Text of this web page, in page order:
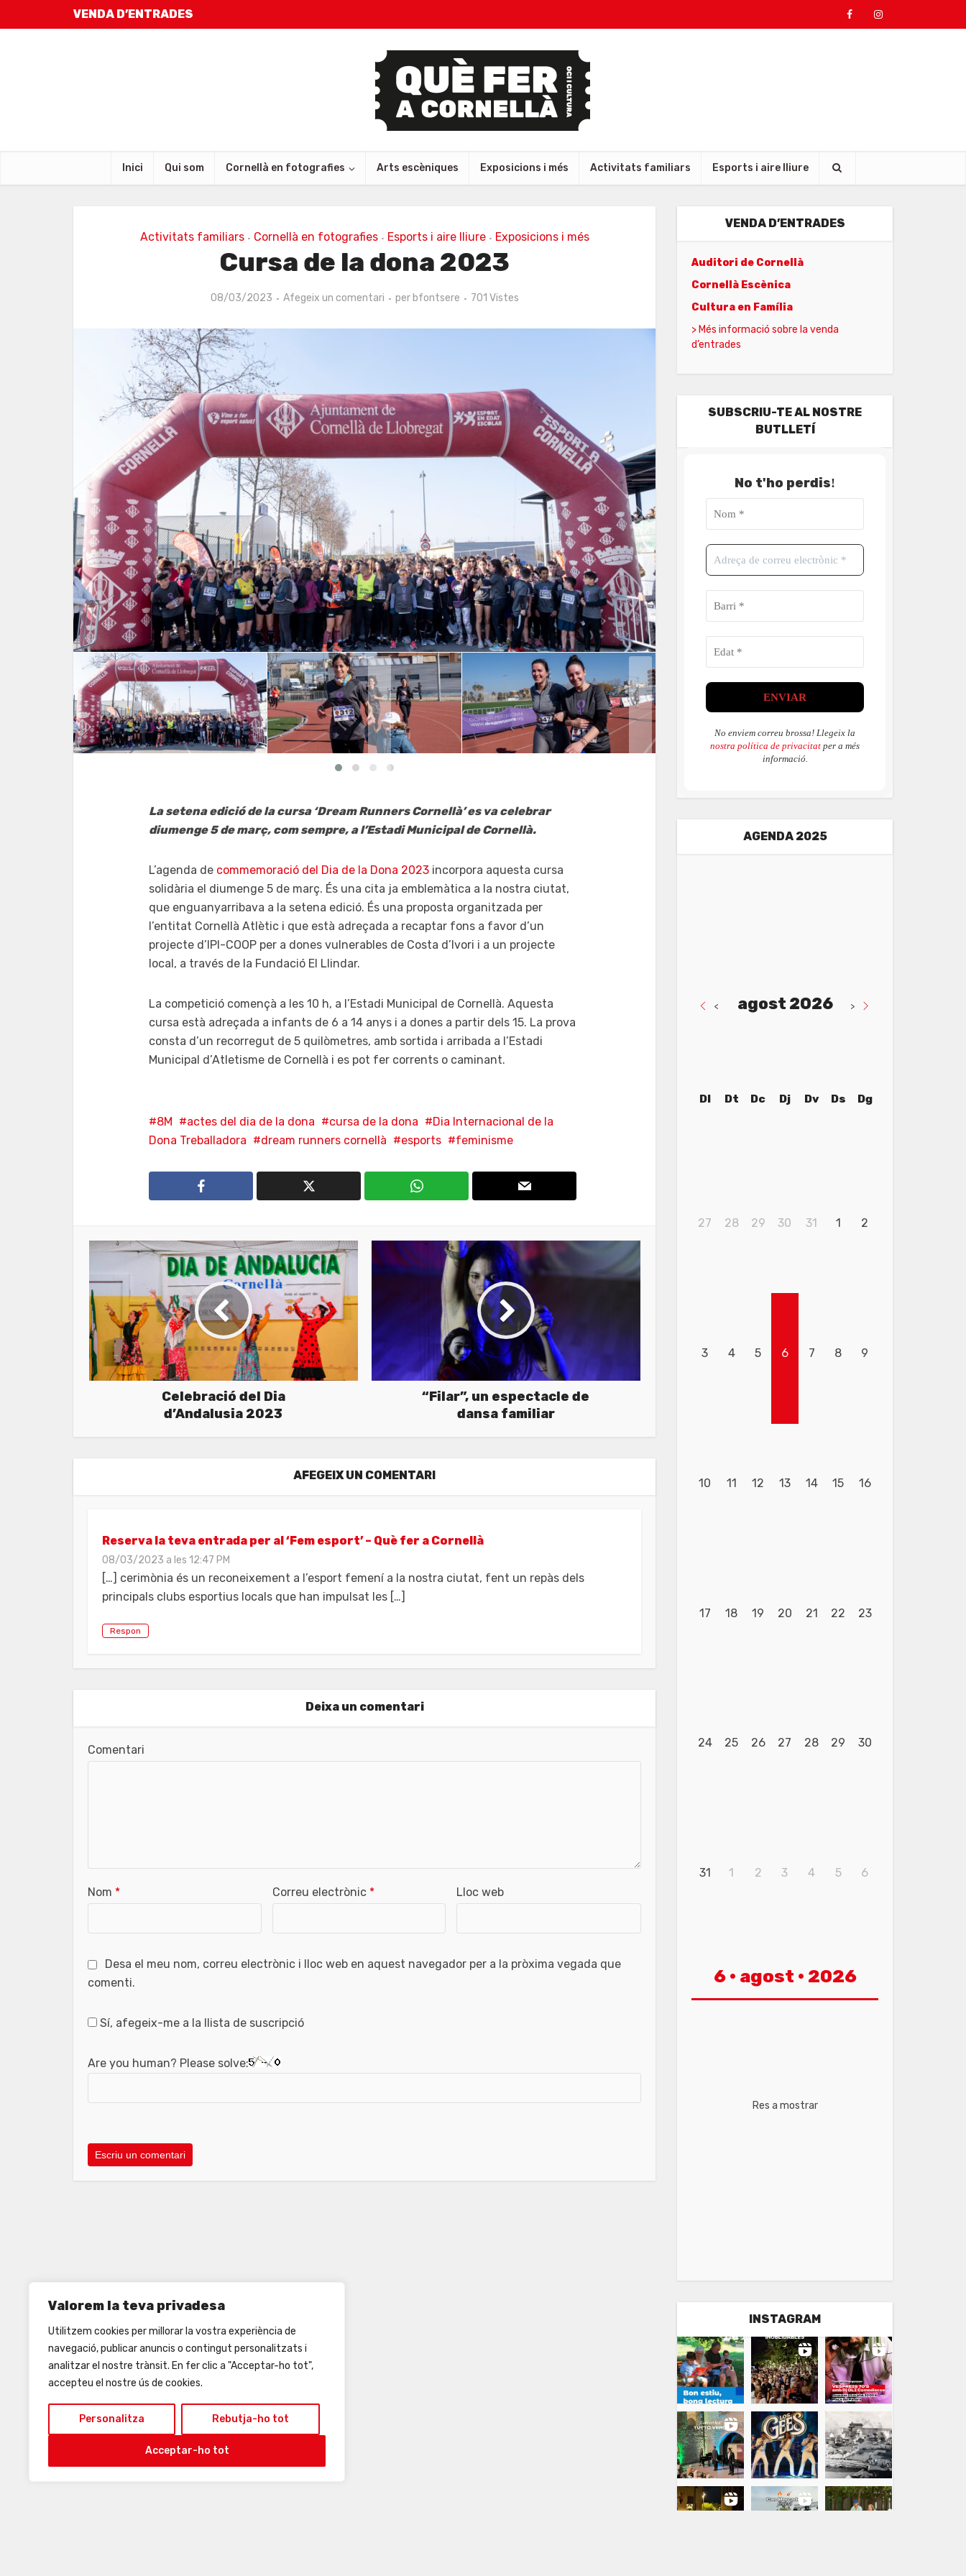
Valorem la teva privadesa
Utilitzem cookies per millorar la vostra experiència de
navegació, publicar anuncis o contingut personalitzats i
analitzar el nostre trànsit. En fer clic a "Acceptar-ho tot",
accepteu el nostre ús de cookies.
Personalitza Rebutja-ho tot
Acceptar-ho tot
VENDA D’ENTRADES
Inici Qui som Cornellà en fotografies Arts escèniques Exposicions i més Activitats familiars Esports i aire lliure
Activitats familiars • Cornellà en fotografies • Esports i aire lliure • Exposicions i més
Cursa de la dona 2023
08/03/2023 Afegeix un comentari per bfontsere 701 Vistes
La setena edició de la cursa ‘Dream Runners Cornellà’ es va celebrar
diumenge 5 de març, com sempre, a l’Estadi Municipal de Cornellà.
L’agenda de commemoració del Dia de la Dona 2023 incorpora aquesta cursa
solidària el diumenge 5 de març. És una cita ja emblemàtica a la nostra ciutat,
que enguanyarribava a la setena edició. És una proposta organitzada per
l’entitat Cornellà Atlètic i que està adreçada a recaptar fons a favor d’un
projecte d’IPI-COOP per a dones vulnerables de Costa d’Ivori i a un projecte
local, a través de la Fundació El Llindar.
La competició començà a les 10 h, a l’Estadi Municipal de Cornellà. Aquesta
cursa està adreçada a infants de 6 a 14 anys i a dones a partir dels 15. La prova
consta d’un recorregut de 5 quilòmetres, amb sortida i arribada a l’Estadi
Municipal d’Atletisme de Cornellà i es pot fer corrents o caminant.
8M actes del dia de la dona cursa de la dona
Dia Internacional de la
Dona Treballadora
dream runners cornellà esports feminisme
Celebració del Dia
d’Andalusia 2023
“Filar”, un espectacle de
dansa familiar
AFEGEIX UN COMENTARI
Reserva la teva entrada per al ‘Fem esport’ – Què fer a Cornellà
08/03/2023 a les 12:47 PM
[…] cerimònia és un reconeixement a l’esport femení a la nostra ciutat, fent un repàs dels
principals clubs esportius locals que han impulsat les […]
Respon
Deixa un comentari
Comentari
Nom * Correu electrònic * Lloc web
Desa el meu nom, correu electrònic i lloc web en aquest navegador per a la pròxima vegada que
comenti.
Sí, afegeix-me a la llista de suscripció
Are you human? Please solve:
VENDA D’ENTRADES
Auditori de Cornellà
Cornellà Escènica
Cultura en Família
> Més informació sobre la venda
d’entrades
SUBSCRIU-TE AL NOSTRE
BUTLLETÍ
No t'ho perdis!
No enviem correu brossa! Llegeix la
nostra política de privacitat per a més
informació.
AGENDA 2025
< agost 2026 >
Dl Dt Dc Dj Dv Ds Dg
27 28 29 30 31 1 2
3 4 5 6 7 8 9
10 11 12 13 14 15 16
17 18 19 20 21 22 23
24 25 26 27 28 29 30
31 1 2 3 4 5 6
6 · agost · 2026
Res a mostrar
INSTAGRAM